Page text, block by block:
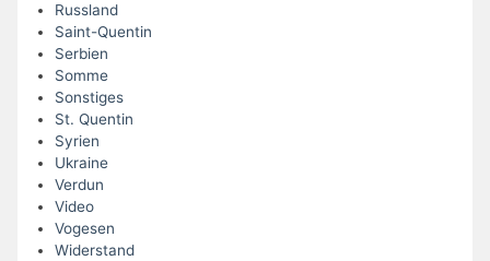
Russland
Saint-Quentin
Serbien
Somme
Sonstiges
St. Quentin
Syrien
Ukraine
Verdun
Video
Vogesen
Widerstand